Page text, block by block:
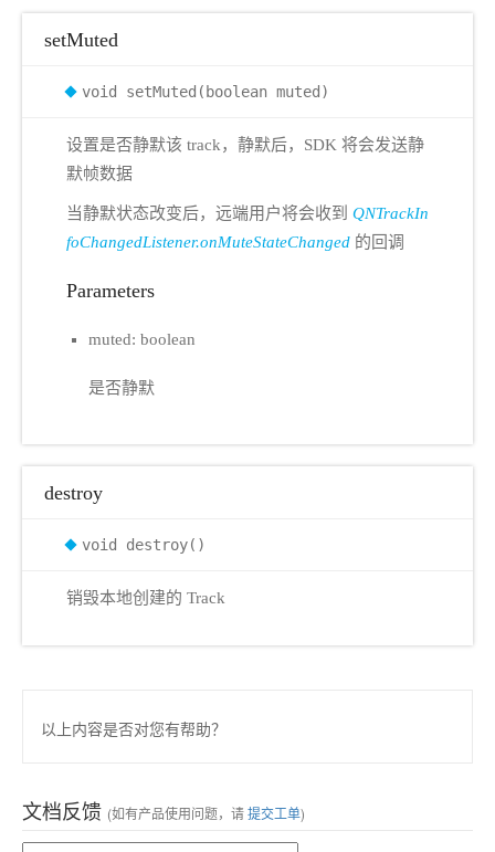
setMuted
void setMuted(boolean muted)
设置是否静默该 track，静默后，SDK 将会发送静
默帧数据
当静默状态改变后，远端用户将会收到 QNTrackIn
foChangedListener.onMuteStateChanged 的回调
Parameters
muted: boolean
是否静默
destroy
void destroy()
销毁本地创建的 Track
以上内容是否对您有帮助？
文档反馈 (如有产品使用问题，请提交工单)